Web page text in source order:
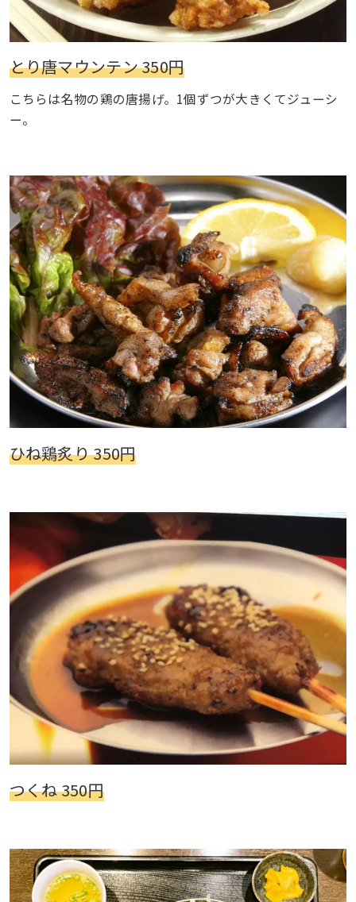
とり唐マウンテン 350円
こちらは名物の鶏の唐揚げ。1個ずつが大きくてジューシ
ー。
ひね鶏炙り 350円
つくね 350円